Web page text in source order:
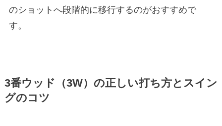
のショットへ段階的に移行するのがおすすめで
す。
3番ウッド（3W）の正しい打ち方とスイン
グのコツ